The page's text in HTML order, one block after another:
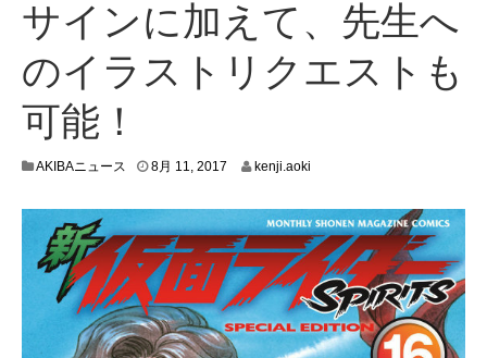
サインに加えて、先生へ
のイラストリクエストも
可能！
AKIBAニュース 8月 11, 2017
2
0
1
7
kenji.aoki